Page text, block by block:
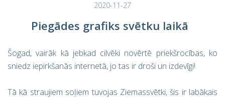
2020-11-27
Piegādes grafiks svētku laikā
Šogad, vairāk kā jebkad cilvēki novērtē priekšrocības, ko
sniedz iepirkšanās internetā, jo tas ir droši un izdevīgi!
Tā kā straujiem soļiem tuvojas Ziemassvētki, šis ir labākais